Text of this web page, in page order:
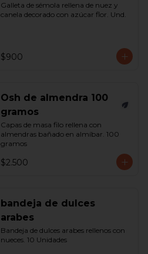
Galleta de sémola rellena de nuez y
canela decorado con azúcar flor. Und.
$900
Osh de almendra 100
gramos
Capas de masa filo rellena con
almendras bañado en almíbar. 100
gramos
$2.500
bandeja de dulces
arabes
Bandeja de dulces arabes rellenos con
nueces. 10 Unidades